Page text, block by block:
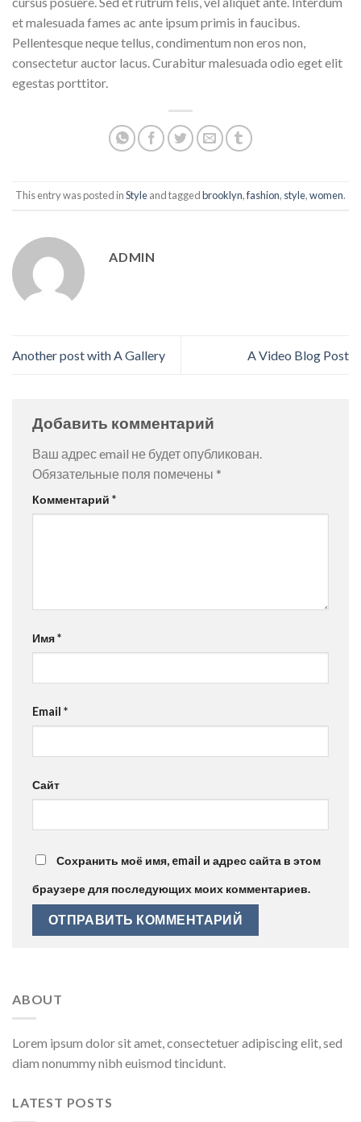
et malesuada fames ac ante ipsum primis in faucibus.
Pellentesque neque tellus, condimentum non eros non,
consectetur auctor lacus. Curabitur malesuada odio eget elit
egestas porttitor.
This entry was posted inStyleand taggedbrooklyn,fashion, style,women.
ADMIN
Another post with A Gallery A Video Blog Post
Добавить комментарий
Ваш адрес email не будет опубликован.
Обязательные поля помечены *
Комментарий *
Имя*
Email *
Сайт
Сохранить моё имя, email и адрес сайта в этом
браузере для последующих моих комментариев.
ABOUT
Lorem ipsum dolor sit amet, consectetuer adipiscing elit, sed
diam nonummy nibh euismod tincidunt.
LATEST POSTS